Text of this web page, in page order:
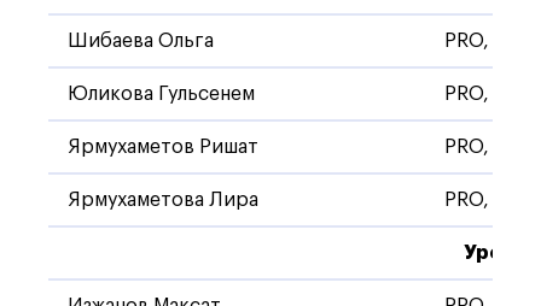
Шибаева Ольга PRO,
Юликова Гульсенем PRO,
Ярмухаметов Ришат PRO,
Ярмухаметова Лира PRO,